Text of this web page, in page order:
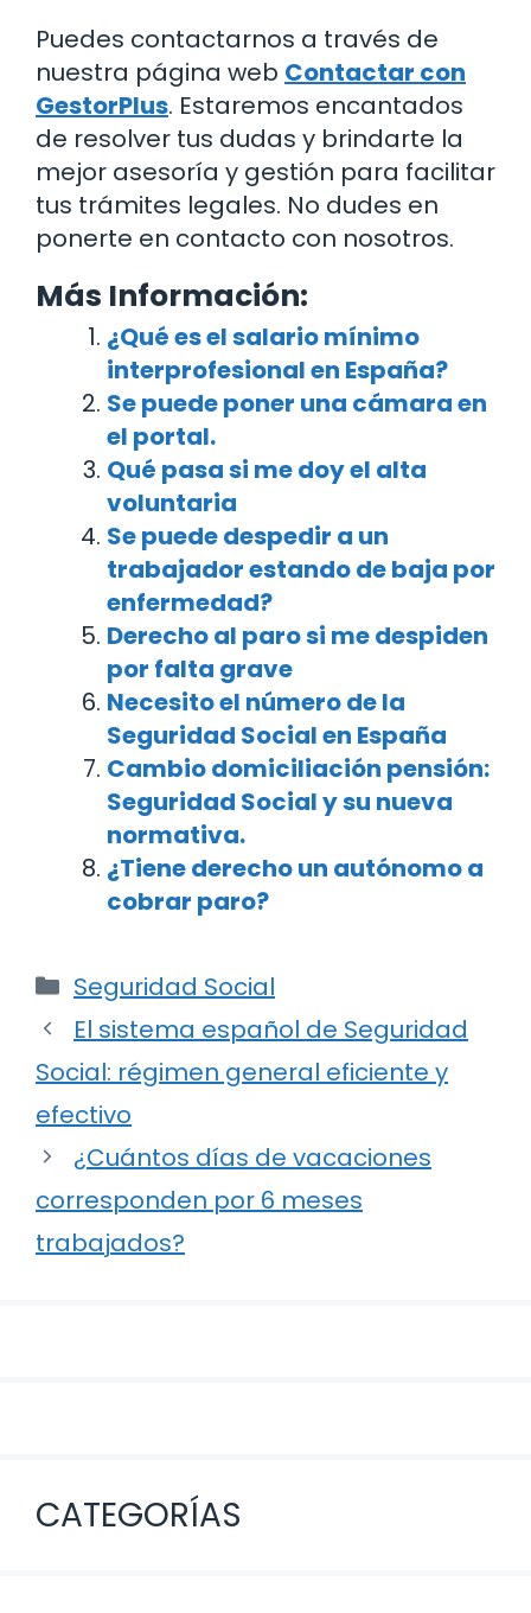
Puedes contactarnos a través de
nuestra página web Contactar con
GestorPlus. Estaremos encantados
de resolver tus dudas y brindarte la
mejor asesoría y gestión para facilitar
tus trámites legales. No dudes en
ponerte en contacto con nosotros.
Más Información:
¿Qué es el salario mínimo
interprofesional en España?
Se puede poner una cámara en
el portal.
Qué pasa si me doy el alta
voluntaria
Se puede despedir a un
trabajador estando de baja por
enfermedad?
Derecho al paro si me despiden
por falta grave
Necesito el número de la
Seguridad Social en España
Cambio domiciliación pensión:
Seguridad Social y su nueva
normativa.
¿Tiene derecho un autónomo a
cobrar paro?
Categorías
Seguridad Social
Navegación
de
entradas
El sistema español de Seguridad
Social: régimen general eficiente y
efectivo
¿Cuántos días de vacaciones
corresponden por 6 meses
trabajados?
CATEGORÍAS